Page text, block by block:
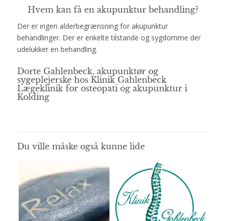
Hvem kan få en akupunktur behandling?
Der er ingen alderbegrænsning for akupunktur
behandlinger. Der er enkelte tilstande og sygdomme der
udelukker en behandling.
Dorte Gahlenbeck, akupunktør og
sygeplejerske hos Klinik Gahlenbeck
Lægeklinik for osteopati og akupunktur i
Kolding
Du ville måske også kunne lide